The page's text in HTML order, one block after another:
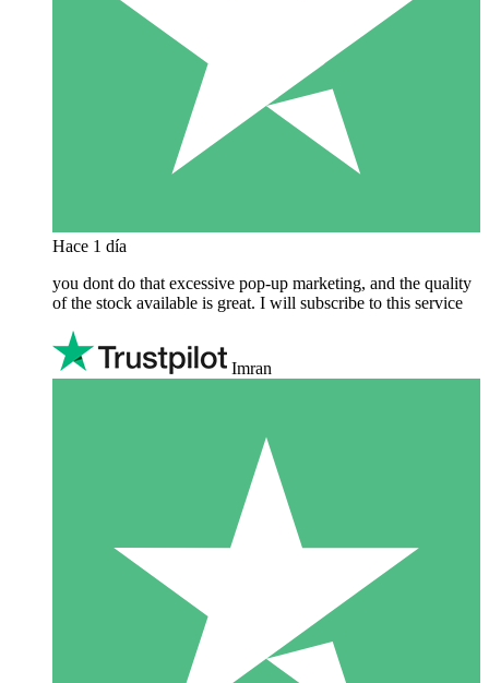
Hace 1 día
you dont do that excessive pop-up marketing, and the quality
of the stock available is great. I will subscribe to this service
Imran